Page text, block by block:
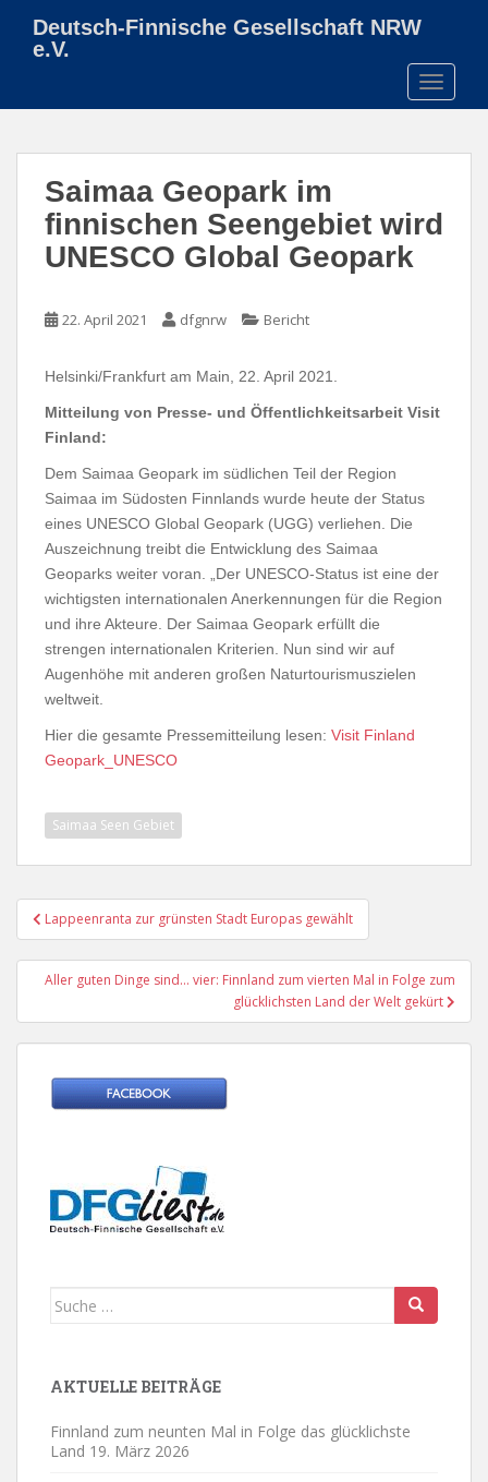
t
Deutsch-Finnische Gesellschaft NRW
e.V.
Saimaa Geopark im
finnischen Seengebiet wird
UNESCO Global Geopark
22. April 2021 dfgnrw Bericht
Helsinki/Frankfurt am Main, 22. April 2021.
Mitteilung von Presse- und Öffentlichkeitsarbeit Visit
Finland:
Dem Saimaa Geopark im südlichen Teil der Region
Saimaa im Südosten Finnlands wurde heute der Status
eines UNESCO Global Geopark (UGG) verliehen. Die
Auszeichnung treibt die Entwicklung des Saimaa
Geoparks weiter voran. „Der UNESCO-Status ist eine der
wichtigsten internationalen Anerkennungen für die Region
und ihre Akteure. Der Saimaa Geopark erfüllt die
strengen internationalen Kriterien. Nun sind wir auf
Augenhöhe mit anderen großen Naturtourismuszielen
weltweit.
Hier die gesamte Pressemitteilung lesen: Visit Finland
Geopark_UNESCO
Saimaa Seen Gebiet
Beitragsnavigation
Lappeenranta zur grünsten Stadt Europas gewählt
Aller guten Dinge sind… vier: Finnland zum vierten Mal in Folge zum
glücklichsten Land der Welt gekürt
Suche
AKTUELLE BEITRÄGE
Finnland zum neunten Mal in Folge das glücklichste
Land 19. März 2026